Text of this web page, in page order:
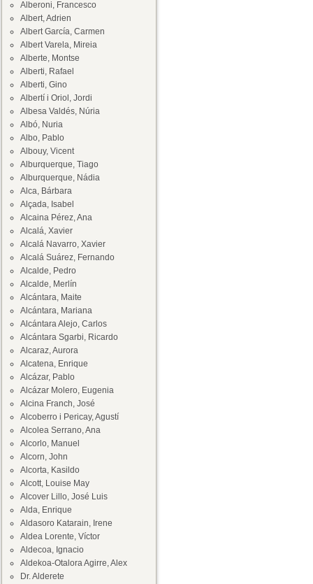
Alberoni, Francesco
Albert, Adrien
Albert García, Carmen
Albert Varela, Mireia
Alberte, Montse
Alberti, Rafael
Alberti, Gino
Albertí i Oriol, Jordi
Albesa Valdés, Núria
Albó, Nuria
Albo, Pablo
Albouy, Vicent
Alburquerque, Tiago
Alburquerque, Nádia
Alca, Bárbara
Alçada, Isabel
Alcaina Pérez, Ana
Alcalá, Xavier
Alcalá Navarro, Xavier
Alcalá Suárez, Fernando
Alcalde, Pedro
Alcalde, Merlín
Alcántara, Maite
Alcántara, Mariana
Alcántara Alejo, Carlos
Alcántara Sgarbi, Ricardo
Alcaraz, Aurora
Alcatena, Enrique
Alcázar, Pablo
Alcázar Molero, Eugenia
Alcina Franch, José
Alcoberro i Pericay, Agustí
Alcolea Serrano, Ana
Alcorlo, Manuel
Alcorn, John
Alcorta, Kasildo
Alcott, Louise May
Alcover Lillo, José Luis
Alda, Enrique
Aldasoro Katarain, Irene
Aldea Lorente, Víctor
Aldecoa, Ignacio
Aldekoa-Otalora Agirre, Alex
Dr. Alderete